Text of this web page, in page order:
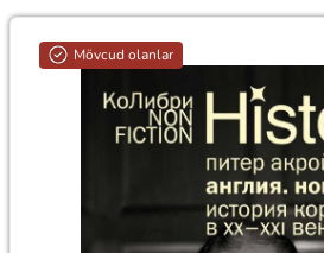
Mövcud olanlar